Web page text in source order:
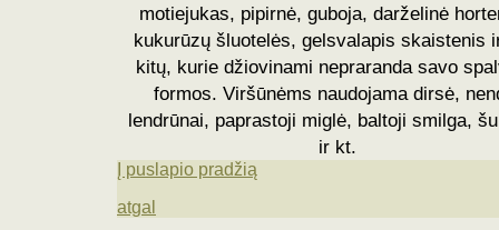
motiejukas, pipirnė, guboja, darželinė
kukurūzų šluotelės, gelsvalapis skaistenis
kitų, kurie džiovinami nepraranda savo
formos. Viršūnėms naudojama dirsė,
lendrūnai, paprastoji miglė, baltoji smilga,
ir kt.
Į puslapio pradžią
atgal